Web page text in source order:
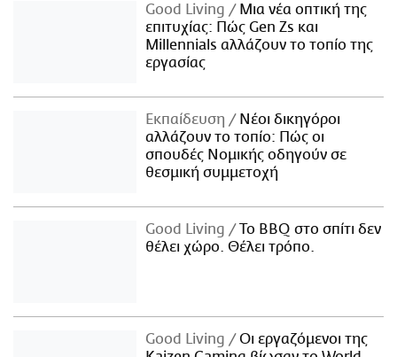
Good Living
Μια νέα οπτική της
επιτυχίας: Πώς Gen Zs και
Millennials αλλάζουν το τοπίο της
εργασίας
Εκπαίδευση
Νέοι δικηγόροι
αλλάζουν το τοπίο: Πώς οι
σπουδές Νομικής οδηγούν σε
θεσμική συμμετοχή
Good Living
Το BBQ στο σπίτι δεν
θέλει χώρο. Θέλει τρόπο.
Good Living
Οι εργαζόμενοι της